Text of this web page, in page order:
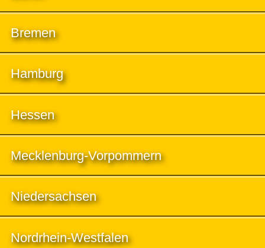
Bremen
Hamburg
Hessen
Mecklenburg-Vorpommern
Niedersachsen
Nordrhein-Westfalen